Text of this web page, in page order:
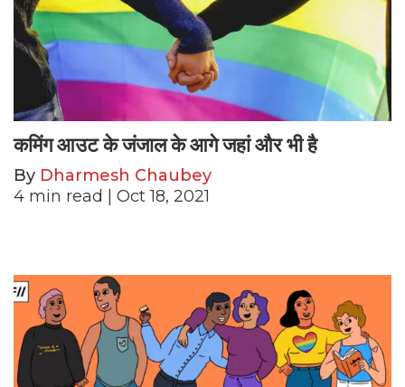
कमिंग आउट के जंजाल के आगे जहां और भी है
By Dharmesh Chaubey
4 min read | Oct 18, 2021